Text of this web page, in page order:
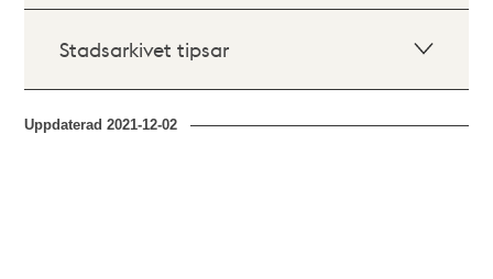
Stadsarkivet tipsar
Uppdaterad2021-12-02